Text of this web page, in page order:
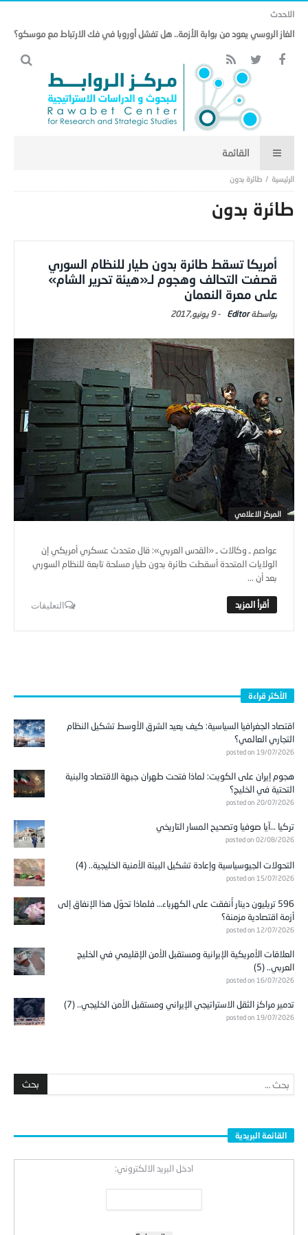
الاحدث
الغاز الروسي يعود من بوابة الأزمة.. هل تفشل أوروبا في فك الارتباط مع موسكو؟
طائرة بدون
طائرة بدون
أمريكا تسقط طائرة بدون طيار للنظام السوري
قصفت التحالف وهجوم لـ«هيئة تحرير الشام»
على معرة النعمان
Editor
-9 يونيو,2017
المركز الاعلامي
عواصم ـ وكالات ـ «القدس العربي»: قال متحدث عسكري أمريكي إن
الولايات المتحدة أسقطت طائرة بدون طيار مسلحة تابعة للنظام السوري
بعد أن ...
التعليقات
الأكثر قراءة
اقتصاد الجغرافيا السياسية: كيف يعيد الشرق الأوسط تشكيل النظام
التجاري العالمي؟
posted on 19/07/2026
هجوم إيران على الكويت: لماذا فتحت طهران جبهة الاقتصاد والبنية
التحتية في الخليج؟
posted on 20/07/2026
تركيا …آيا صوفيا وتصحيح المسار التاريخي
posted on 02/08/2026
التحولات الجيوسياسية وإعادة تشكيل البيئة الأمنية الخليجية.. (4)
posted on 15/07/2026
596 تريليون دينار أُنفقت على الكهرباء… فلماذا تحوّل هذا الإنفاق إلى
أزمة اقتصادية مزمنة؟
posted on 12/07/2026
العلاقات الأمريكية الإيرانية ومستقبل الأمن الإقليمي في الخليج
العربي.. (5)
posted on 16/07/2026
تدمير مراكز الثقل الاستراتيجي الإيراني ومستقبل الأمن الخليجي.. (7)
posted on 19/07/2026
القائمة البريدية
ادخل البريد الالكتروني: